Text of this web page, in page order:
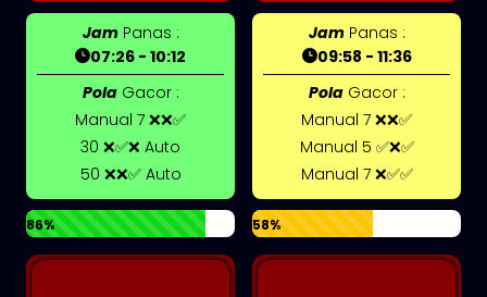
JamPanas :
07:26 - 10:12
PolaGacor :
Manual 7 ❌❌✅
30 ❌✅❌ Auto
50 ❌❌✅ Auto
86%
JamPanas :
09:58 - 11:36
PolaGacor :
Manual 7 ❌❌✅
Manual 5 ✅❌✅
Manual 7 ❌✅✅
58%